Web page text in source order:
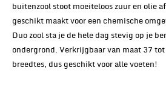
buitenzool stoot moeiteloos zuur en olie
geschikt maakt voor een chemische
Duo zool sta je de hele dag stevig op je
ondergrond. Verkrijgbaar van maat 37
breedtes, dus geschikt voor alle voeten!